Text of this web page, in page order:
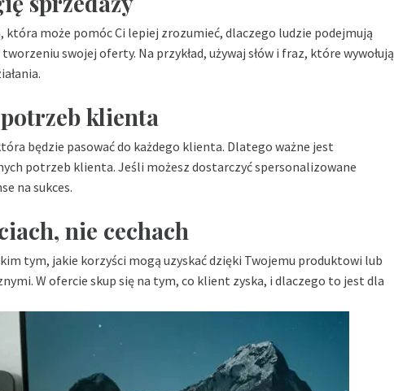
która może pomóc Ci lepiej zrozumieć, dlaczego ludzie podejmują
swojej oferty. Na przykład, używaj słów i fraz, które wywołują
klienta
będzie pasować do każdego klienta. Dlatego ważne jest
potrzeb klienta. Jeśli możesz dostarczyć spersonalizowane
na sukces.
nie cechach
tym, jakie korzyści mogą uzyskać dzięki Twojemu produktowi lub
W ofercie skup się na tym, co klient zyska, i dlaczego to jest dla